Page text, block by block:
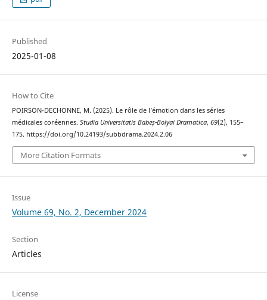
Published
2025-01-08
How to Cite
POIRSON-DECHONNE, M. (2025). Le rôle de l’émotion dans les séries
médicales coréennes. Studia Universitatis Babeș-Bolyai Dramatica, 69(2), 155–
175. https://doi.org/10.24193/subbdrama.2024.2.06
More Citation Formats
Issue
Volume 69, No. 2, December 2024
Section
Articles
License